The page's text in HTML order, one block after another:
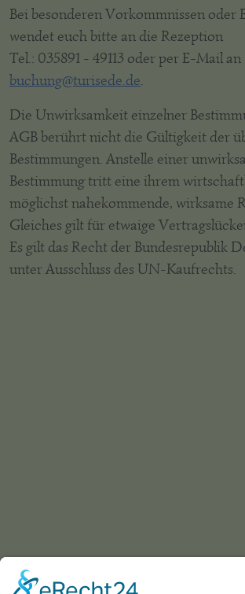
Bei besonderen Vorkommnissen oder
wendet euch bitte an die Rezeption
Tel.: 035891 - 49113 oder per E-Mail an
buchung@turisede.de.
Die Unwirksamkeit einzelner
AGB berührt nicht die Gültigkeit der
Bestimmungen. Anstelle einer
Bestimmung tritt eine ihrem
möglichst nahekommende, wirksame
Gleiches gilt für etwaige
Es gilt das Recht der Bundesrepublik
unter Ausschluss des UN-Kaufrechts.